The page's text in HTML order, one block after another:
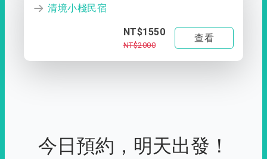
清境小棧民宿
NT$1550
NT$2000
查看
今日預約，明天出發！